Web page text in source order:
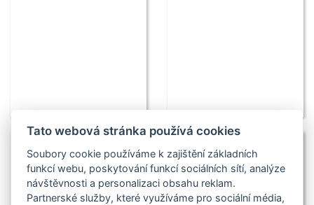
Tato webová stránka používá cookies
Soubory cookie používáme k zajištění základních
funkcí webu, poskytování funkcí sociálních sítí, analýze
návštěvnosti a personalizaci obsahu reklam.
Partnerské služby, které využíváme pro sociální média,